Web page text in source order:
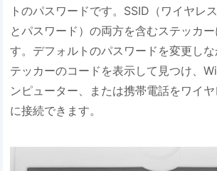
トのパスワードです。SSID（ワイヤレ
とパスワード）の両方を含むステッカ
す。デフォルトのパスワードを変更し
テッカーのコードを表示して見つけ、
ンピューター、または携帯電話をワイ
に接続できます。